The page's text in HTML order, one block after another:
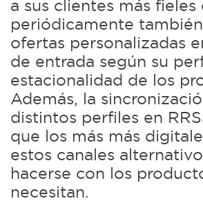
a sus clientes más fieles
periódicamente
ofertas personalizadas
de entrada según su
estacionalidad de los
Además, la
distintos perfiles en
que los más más
estos canales
hacerse con los
necesitan.